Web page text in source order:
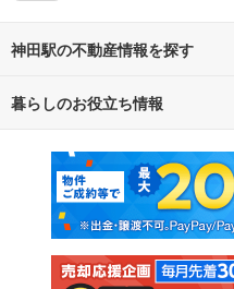
神田駅の不動産情報を探す
不動産・住宅
新築マンション
新築一戸建て
注文住宅
暮らしのお役立ち情報
マンションカタログ